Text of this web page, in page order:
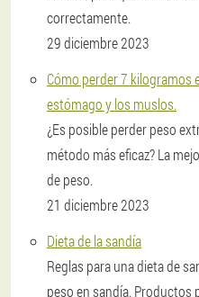
correctamente.
29 diciembre 2023
Cómo perder 7 kilogramos
estómago y los muslos.
¿Es posible perder peso
método más eficaz? La
de peso.
21 diciembre 2023
Dieta de la sandía
Reglas para una dieta de
peso en sandía.